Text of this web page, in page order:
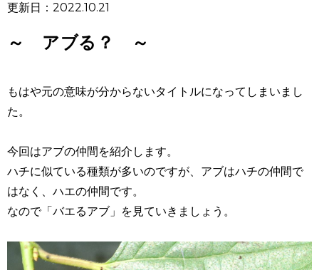
更新日：2022.10.21
～ アブる？ ～
もはや元の意味が分からないタイトルになってしまいまし
た。
今回はアブの仲間を紹介します。
ハチに似ている種類が多いのですが、アブはハチの仲間で
はなく、ハエの仲間です。
なので「バエるアブ」を見ていきましょう。